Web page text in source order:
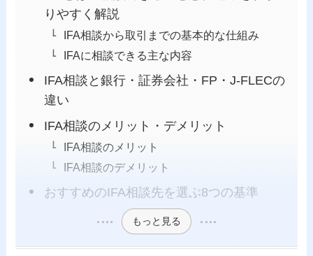
りやすく解説
IFA相談から取引までの基本的な仕組み
IFAに相談できる主な内容
IFA相談と銀行・証券会社・FP・J-FLECの
違い
IFA相談のメリット・デメリット
IFA相談のメリット
IFA相談のデメリット
おすすめのIFA相談先を選ぶ8つの基準
もっと見る